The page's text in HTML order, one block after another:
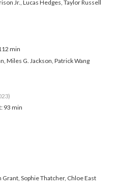
Jr., Lucas Hedges, Taylor Russell
min
Miles G. Jackson, Patrick Wang
93 min
Grant, Sophie Thatcher, Chloe East